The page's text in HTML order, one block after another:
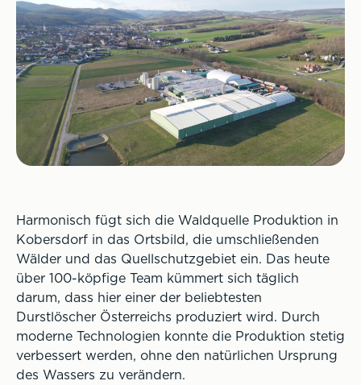
Harmonisch fügt sich die Waldquelle Produktion in
Kobersdorf in das Ortsbild, die umschließenden
Wälder und das Quellschutzgebiet ein. Das heute
über 100-köpfige Team kümmert sich täglich
darum, dass hier einer der beliebtesten
Durstlöscher Österreichs produziert wird. Durch
moderne Technologien konnte die Produktion stetig
verbessert werden, ohne den natürlichen Ursprung
des Wassers zu verändern.